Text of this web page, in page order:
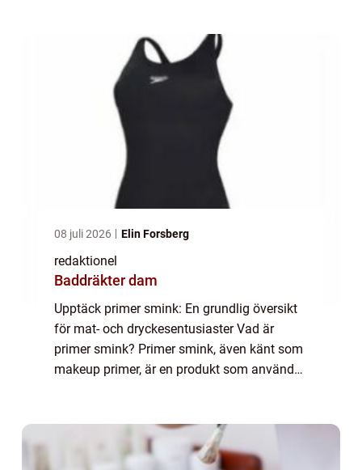
08 juli 2026 Elin Forsberg
redaktionel
Baddräkter dam
Upptäck primer smink: En grundlig översikt
för mat- och dryckesentusiaster Vad är
primer smink? Primer smink, även känt som
makeup primer, är en produkt som används